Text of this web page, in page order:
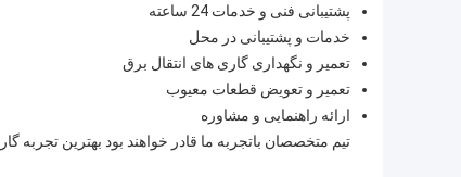
پشتیبانی فنی و خدمات 24 ساعته
خدمات و پشتیبانی در محل
تعمیر و نگهداری گاری های انتقال برق
تعمیر و تعویض قطعات معیوب
ارائه راهنمایی و مشاوره
تیم متخصصان باتجربه ما قادر خواهند بود بهترین تجربه